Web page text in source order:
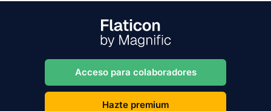
Acceso para colaboradores
Hazte premium